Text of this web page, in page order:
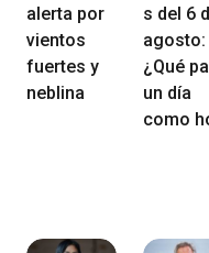
alerta por
vientos
fuertes y
neblina
s del 6
agosto:
¿Qué
un día
como